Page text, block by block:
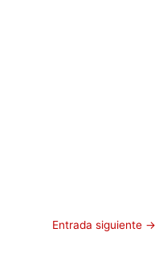
Entrada siguiente →